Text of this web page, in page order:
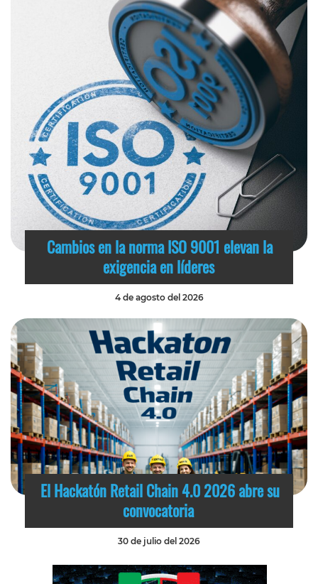
Cambios en la norma ISO 9001 elevan la
exigencia en líderes
4 de agosto del 2026
El Hackatón Retail Chain 4.0 2026 abre su
convocatoria
30 de julio del 2026